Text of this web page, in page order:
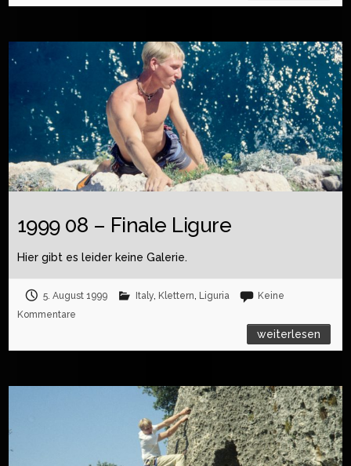
1999 08 – Finale Ligure
Hier gibt es leider keine Galerie.
5. August 1999 Italy, Klettern, Liguria
Keine
Kommentare
weiterlesen